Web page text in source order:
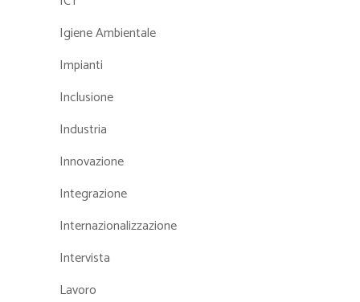
Igiene Ambientale
Impianti
Inclusione
Industria
Innovazione
Integrazione
Internazionalizzazione
Intervista
Lavoro